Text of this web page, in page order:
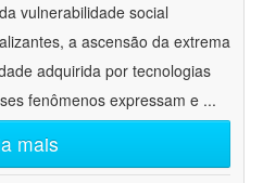
vulnerabilidade social
a ascensão da extrema
adquirida por tecnologias
fenômenos expressam e ...
mais